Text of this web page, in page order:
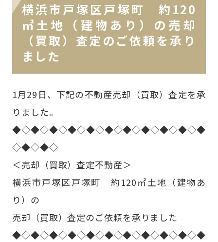
横浜市戸塚区戸塚町 約120
㎡土地（建物あり）の売却
（買取）査定のご依頼を承り
ました
1月29日、下記の不動産売却（買取）査定を承
りました。
◆◇◆◇◆◇◆◇◆◇◆◇◆◇◆◇◆◇◆◇◆
◇◆◇◆◇
＜売却（買取）査定不動産＞
横浜市戸塚区戸塚町 約120㎡土地（建物あ
り）の
売却（買取）査定のご依頼を承りました
◆◇◆◇◆◇◆◇◆◇◆◇◆◇◆◇◆◇◆◇◆